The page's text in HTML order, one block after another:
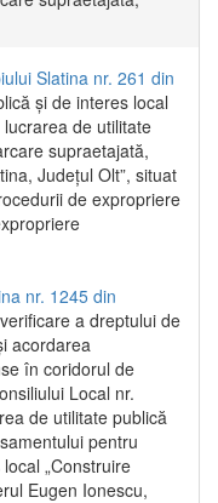
Slatina nr. 261 din
și de interes local
de utilitate
supraetajată,
Județul Olt”, situat
de expropriere
nr. 1245 din
a dreptului de
acordarea
în coridorul de
Local nr.
de utilitate publică
pentru
„Construire
Eugen Ionescu,